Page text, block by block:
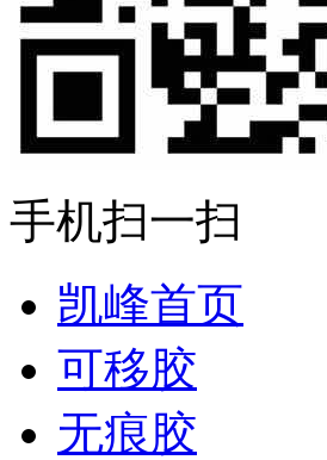
手机扫一扫
凯峰首页
可移胶
无痕胶